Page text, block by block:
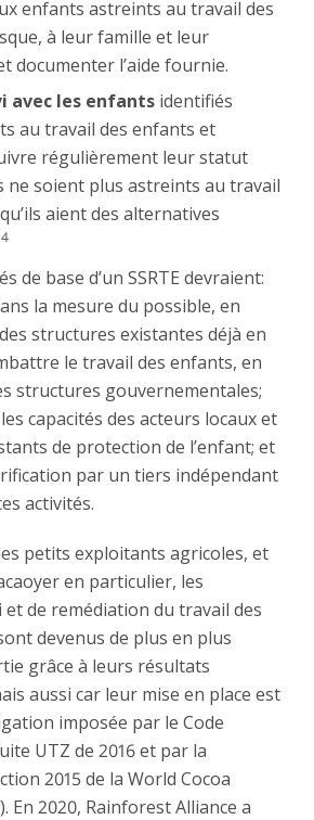
enfants astreints au travail des
à leur famille et leur
documenter l’aide fournie.
avec les enfants identifiés
au travail des enfants et
régulièrement leur statut
ne soient plus astreints au travail
aient des alternatives
de base d’un SSRTE devraient:
la mesure du possible, en
structures existantes déjà en
le travail des enfants, en
structures gouvernementales;
capacités des acteurs locaux et
de protection de l’enfant; et
par un tiers indépendant
activités.
petits exploitants agricoles, et
en particulier, les
et de remédiation du travail des
devenus de plus en plus
grâce à leurs résultats
aussi car leur mise en place est
imposée par le Code
UTZ de 2016 et par la
2015 de la World Cocoa
En 2020, Rainforest Alliance a